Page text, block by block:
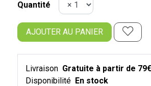
Quantité
AJOUTER AU PANIER
Livraison Gratuite à partir de 79€
Disponibilité En stock